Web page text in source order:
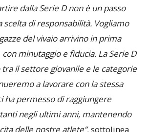
dalla Serie D non è un passo
scelta di responsabilità. Vogliamo
del vivaio arrivino in prima
con minutaggio e fiducia. La Serie D
tra il settore giovanile e le categorie
a lavorare con la stessa
ha permesso di raggiungere
negli ultimi anni, mantenendo